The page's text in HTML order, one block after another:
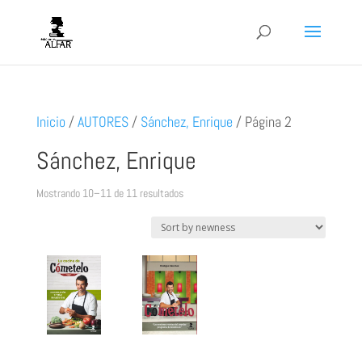
Inicio /AUTORES/ Sánchez, Enrique / Página 2
Sánchez, Enrique
Mostrando 10–11 de 11 resultadosOrdenado
últimos